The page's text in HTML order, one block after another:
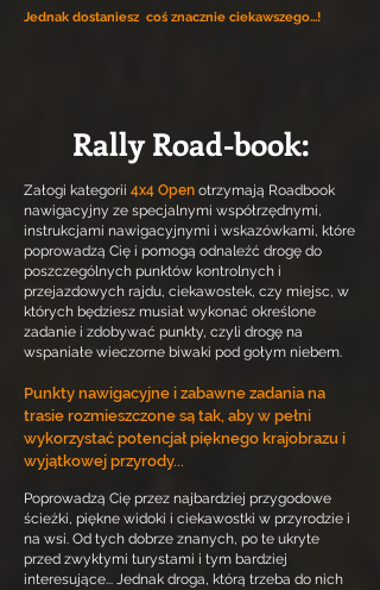
Jednak dostaniesz coś znacznie ciekawszego...!
Rally Road-book:
Załogi kategorii 4x4 Open otrzymają Roadbook
nawigacyjny ze specjalnymi współrzędnymi,
instrukcjami nawigacyjnymi i wskazówkami, które
poprowadzą Cię i pomogą odnaleźć drogę do
poszczególnych punktów kontrolnych i
przejazdowych rajdu, ciekawostek, czy miejsc, w
których będziesz musiał wykonać określone
zadanie i zdobywać punkty, czyli drogę na
wspaniałe wieczorne biwaki pod gołym niebem.
Punkty nawigacyjne i zabawne zadania na
trasie rozmieszczone są tak, aby w pełni
wykorzystać potencjał pięknego krajobrazu i
wyjątkowej przyrody...
Poprowadzą Cię przez najbardziej przygodowe
ścieżki, piękne widoki i ciekawostki w przyrodzie i
na wsi. Od tych dobrze znanych, po te ukryte
przed zwykłymi turystami i tym bardziej
interesujące... Jednak droga, którą trzeba do nich